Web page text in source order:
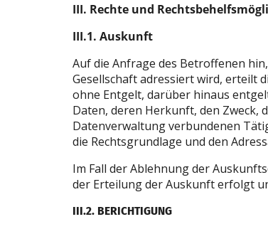
III. Rechte und
III.1. Auskunft
Auf die Anfrage des Betroffenen
Gesellschaft adressiert wird, erteilt
ohne Entgelt, darüber hinaus
Daten, deren Herkunft, den Zweck,
Datenverwaltung verbundenen
die Rechtsgrundlage und den
Im Fall der Ablehnung der
der Erteilung der Auskunft erfolgt
III.2. BERICHTIGUNG